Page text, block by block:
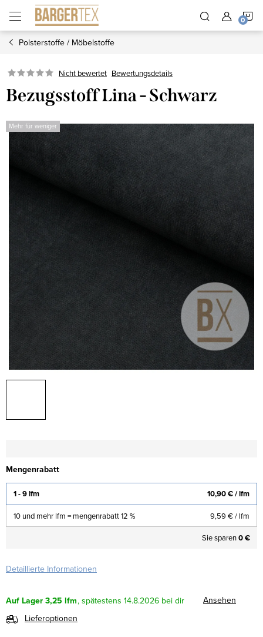
Inhalt
springen
Polsterstoffe / Möbelstoffe
Nicht bewertet Bewertungsdetails
Bezugsstoff Lina - Schwarz
Mehr für weniger
Mengenrabatt
1 - 9 lfm 10,90 €/ lfm
10 und mehr lfm = mengenrabatt 12 % 9,59 €/ lfm
Sie sparen0 €
Detaillierte Informationen
Auf Lager 3,25 lfm 14.8.2026
Ansehen
Lieferoptionen